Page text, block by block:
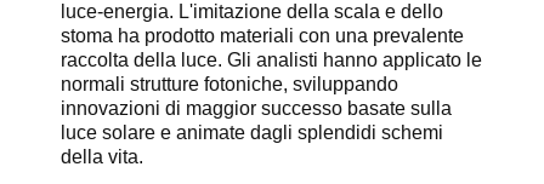
luce-energia. L'imitazione della scala e dello
stoma ha prodotto materiali con una prevalente
raccolta della luce. Gli analisti hanno applicato le
normali strutture fotoniche, sviluppando
innovazioni di maggior successo basate sulla
luce solare e animate dagli splendidi schemi
della vita.